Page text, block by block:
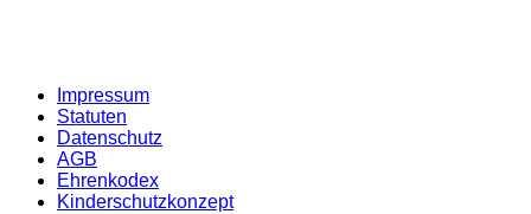
Impressum
Statuten
Datenschutz
AGB
Ehrenkodex
Kinderschutzkonzept